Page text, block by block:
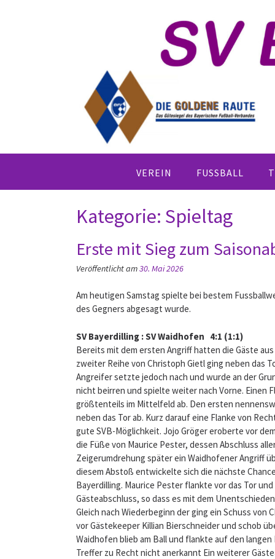
VEREIN FUSSBALL
Kategorie: Spieltag
Erste mit Sieg zum
Veröffentlicht am30. Mai 2026
Am heutigen Samstag spielte bei bestem
des Gegners abgesagt wurde.
SV Bayerdilling : SV Waidhofen 4:1 (1:1)
Bereits mit dem ersten Angriff hatten die Gäste
zweiter Reihe von Christoph Gietl ging neben das
Angreifer setzte jedoch nach und wurde an der
nicht beirren und spielte weiter nach Vorne. Einen
größtenteils im Mittelfeld ab. Den ersten
neben das Tor ab. Kurz darauf eine Flanke von
gute SVB-Möglichkeit. Jojo Gröger eroberte vor
die Füße von Maurice Pester, dessen Abschluss
Zeigerumdrehung später ein Waidhofener Angriff
diesem Abstoß entwickelte sich die nächste
Bayerdilling. Maurice Pester flankte vor das Tor
Gästeabschluss, so dass es mit dem
Gleich nach Wiederbeginn der ging ein Schuss
vor Gästekeeper Killian Bierschneider und schob
Waidhofen blieb am Ball und flankte auf den
Treffer zu Recht nicht anerkannt Ein weiterer